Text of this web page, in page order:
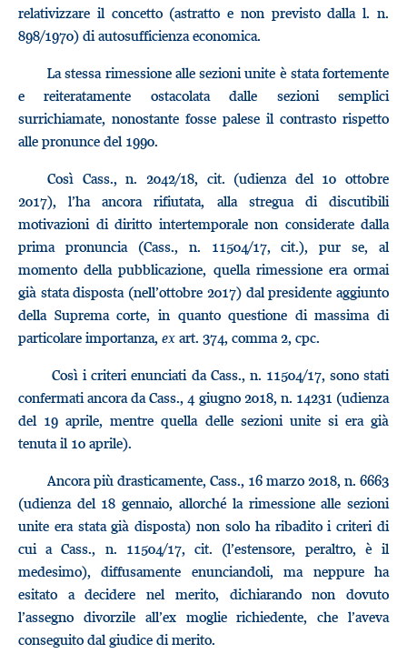
relativizzare il concetto (astratto e non previsto dalla l. n.
898/1970) di autosufficienza economica.
La stessa rimessione alle sezioni unite è stata fortemente
e reiteratamente ostacolata dalle sezioni semplici
surrichiamate, nonostante fosse palese il contrasto rispetto
alle pronunce del 1990.
Così Cass., n. 2042/18, cit. (udienza del 10 ottobre
2017), l’ha ancora rifiutata, alla stregua di discutibili
motivazioni di diritto intertemporale non considerate dalla
prima pronuncia (Cass., n. 11504/17, cit.), pur se, al
momento della pubblicazione, quella rimessione era ormai
già stata disposta (nell’ottobre 2017) dal presidente aggiunto
della Suprema corte, in quanto questione di massima di
particolare importanza, ex art. 374, comma 2, cpc.
Così i criteri enunciati da Cass., n. 11504/17, sono stati
confermati ancora da Cass., 4 giugno 2018, n. 14231 (udienza
del 19 aprile, mentre quella delle sezioni unite si era già
tenuta il 10 aprile).
Ancora più drasticamente, Cass., 16 marzo 2018, n. 6663
(udienza del 18 gennaio, allorché la rimessione alle sezioni
unite era stata già disposta) non solo ha ribadito i criteri di
cui a Cass., n. 11504/17, cit. (l’estensore, peraltro, è il
medesimo), diffusamente enunciandoli, ma neppure ha
esitato a decidere nel merito, dichiarando non dovuto
l’assegno divorzile all’ex moglie richiedente, che l’aveva
conseguito dal giudice di merito.